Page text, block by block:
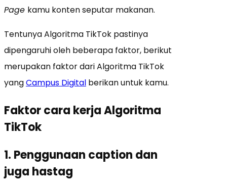
Page kamu konten seputar makanan.
Tentunya Algoritma TikTok pastinya
dipengaruhi oleh beberapa faktor, berikut
merupakan faktor dari Algoritma TikTok
yangCampus Digital berikan untuk kamu.
Faktor cara kerja Algoritma
TikTok
1. Penggunaan caption dan
juga hastag